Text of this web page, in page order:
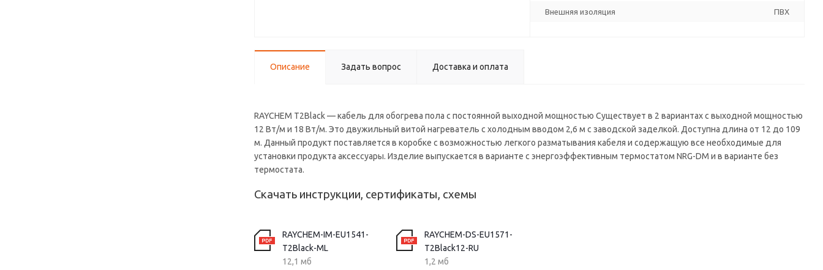
Внешняя изоляция ПВХ
Описание Задать вопрос Доставка и оплата
RAYCHEM T2Black — кабель для обогрева пола с постоянной выходной мощностью Существует в 2 вариантах с выходной мощностью
12 Вт/м и 18 Вт/м. Это двужильный витой нагреватель с холодным вводом 2,6 м с заводской заделкой. Доступна длина от 12 до 109
м. Данный продукт поставляется в коробке с возможностью легкого разматывания кабеля и содержащую все необходимые для
установки продукта аксессуары. Изделие выпускается в варианте с энергоэффективным термостатом NRG-DM и в варианте без
термостата.
Скачать инструкции, сертификаты, схемы
RAYCHEM-IM-EU1541-
T2Black-ML
12,1 мб
RAYCHEM-DS-EU1571-
T2Black12-RU
1,2 мб